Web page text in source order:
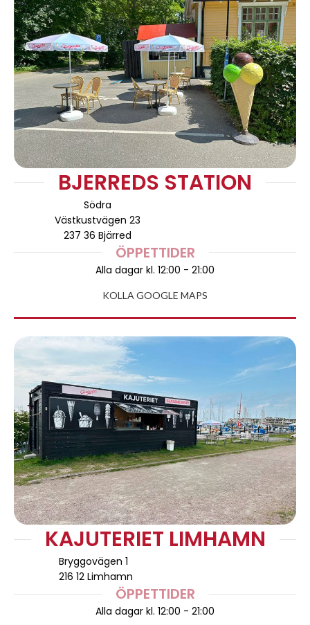
BJERREDS STATION
Södra
Västkustvägen 23
237 36 Bjärred
ÖPPETTIDER
Alla dagar kl. 12:00 - 21:00
KOLLA GOOGLE MAPS
KAJUTERIET LIMHAMN
Bryggovägen 1
216 12 Limhamn
ÖPPETTIDER
Alla dagar kl. 12:00 - 21:00